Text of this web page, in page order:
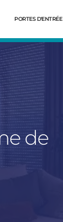
PORTES D'ENTRÉE
de